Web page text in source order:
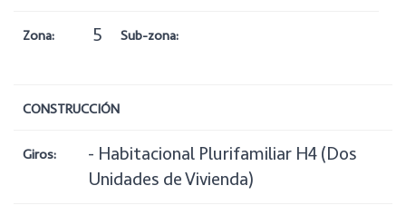
Zona: 5 Sub-zona:
CONSTRUCCIÓN
Giros:
- Habitacional Plurifamiliar H4 (Dos
Unidades de Vivienda)